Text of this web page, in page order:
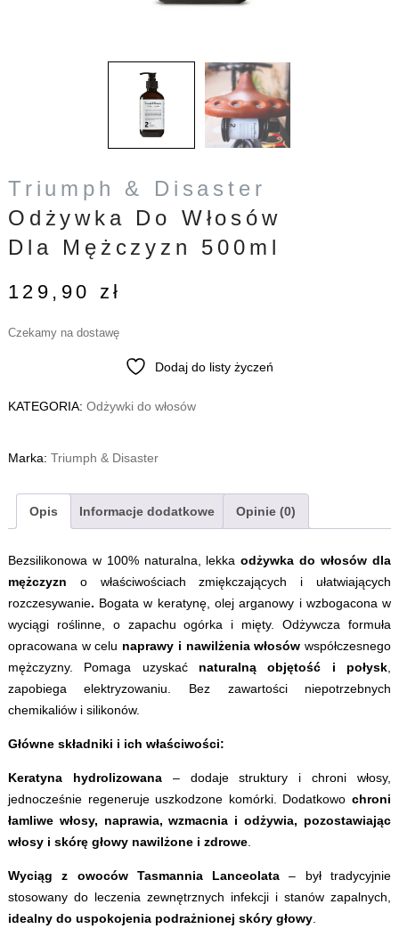
Triumph & Disaster
Odżywka Do Włosów
Dla Mężczyzn 500ml
129,90 zł
Czekamy na dostawę
Dodaj do listy życzeń
KATEGORIA: Odżywki do włosów
Marka: Triumph & Disaster
Opis Informacje dodatkowe Opinie (0)
Bezsilikonowa w 100% naturalna, lekkaodżywka do włosów dla
mężczyzn o właściwościach zmiękczających i ułatwiających
rozczesywanie. Bogata w keratynę, olej arganowy i wzbogacona w
wyciągi roślinne, o zapachu ogórka i mięty. Odżywcza formuła
opracowana w celu naprawy i nawilżenia włosów współczesnego
mężczyzny. Pomaga uzyskać naturalną objętość i połysk
zapobiega elektryzowaniu. Bez zawartości niepotrzebnych
chemikaliów i silikonów.
Główne składniki i ich właściwości:
Keratyna hydrolizowana– dodaje struktury i chroni włosy,
jednocześnie regeneruje uszkodzone komórki. Dodatkowochroni
łamliwe włosy, naprawia, wzmacnia i odżywia, pozostawiając
włosy i skórę głowy nawilżone i zdrowe.
Wyciąg z owoców Tasmannia Lanceolata – był tradycyjnie
stosowany do leczenia zewnętrznych infekcji i stanów zapalnych,
idealny do uspokojenia podrażnionej skóry głowy.